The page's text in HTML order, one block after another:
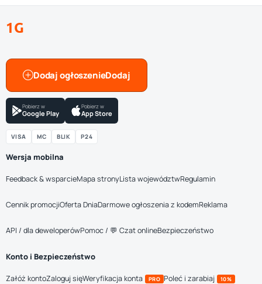
1G
Dodaj ogłoszenie
Pobierz w
Google Play
Pobierz w
App Store
VISA MC BLIK P24
Wersja mobilna
Feedback & wsparcieMapa stronyLista województwRegulamin
Cennik promocjiOferta DniaDarmowe ogłoszenia z kodemReklama
API / dla deweloperówPomoc / 💬 Czat onlineBezpieczeństwo
Konto i Bezpieczeństwo
Załóż kontoZaloguj sięWeryfikacja konta PRO Poleć i zarabiaj 10%